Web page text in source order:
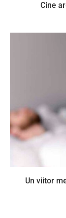
Cine
Un viitor